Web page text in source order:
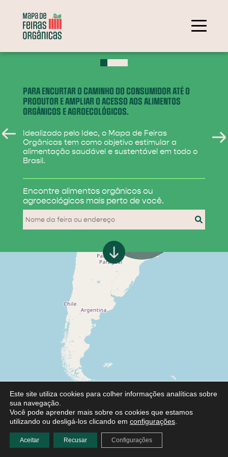
PARA ENCURTAR O CAMINHO DO CONSUMIDOR ATÉ O
PRODUTOR E AMPLIAR O ACESSO AOS ALIMENTOS
ORGÂNICOS E AGROECOLÓGICOS.
Idealizado pelo Idec, o Mapa de Feiras
Orgânicas tem como objetivo estimular a
alimentação saudável e sustentável em todo o
Brasil.
Encontre alimentos orgânicos ou
agroecológicos mais perto de você.
284
31
Este site utiliza cookies para colher informações analíticas sobre
sua navegação.
Você pode aprender mais sobre os cookies que estamos
utilizando ou desligá-los clicando em configurações
Aceitar Recusar Configurações